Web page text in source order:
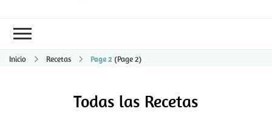
Inicio Recetas Page 2 (Page 2)
Todas las Recetas